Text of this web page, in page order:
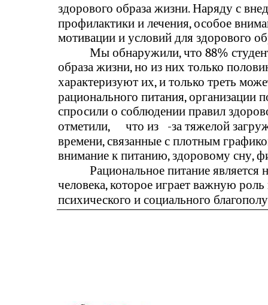
здорового образа жизни. Наряду с
профилактики и лечения, особое
мотивации и условий для здорового
Мы обнаружили, что 88%
образа жизни, но из них только
характеризуют их, и только треть
рационального питания, организации
спросили о соблюдении правил
отметили,
что из -за тяжелой
времени, связанные с плотным
внимание к питанию, здоровому сну,
Рациональное питание
человека, которое играет важную роль
психического и социального